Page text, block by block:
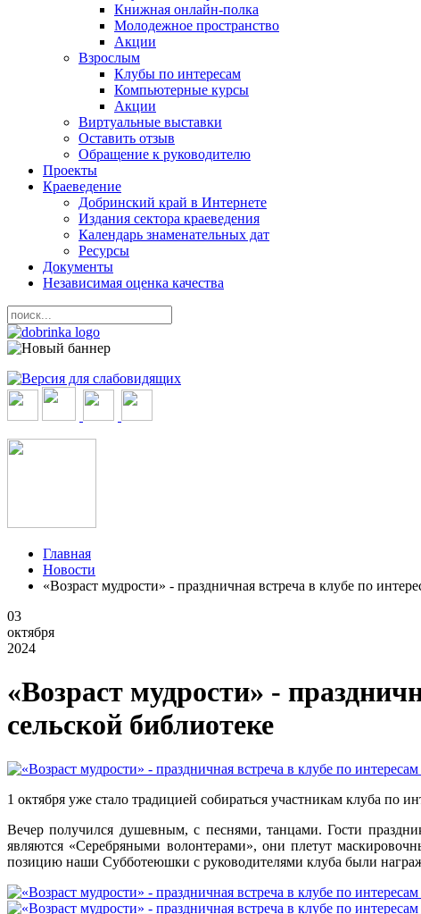
Книжная онлайн-полка
Молодежное пространство
Акции
Взрослым
Клубы по интересам
Компьютерные курсы
Акции
Виртуальные выставки
Оставить отзыв
Обращение к руководителю
Проекты
Краеведение
Добринский край в Интернете
Издания сектора краеведения
Календарь знаменательных дат
Ресурсы
Документы
Независимая оценка качества
Главная
Новости
«Возраст мудрости» - праздничная встреча в клубе по
03
октября
2024
«Возраст мудрости» -
сельской библиотеке
1 октября уже стало традицией собираться участникам клуба по
Вечер получился душевным, с песнями, танцами. Гости
являются «Серебряными волонтерами», они плетут
позицию наши Субботеюшки с руководителями клуба были